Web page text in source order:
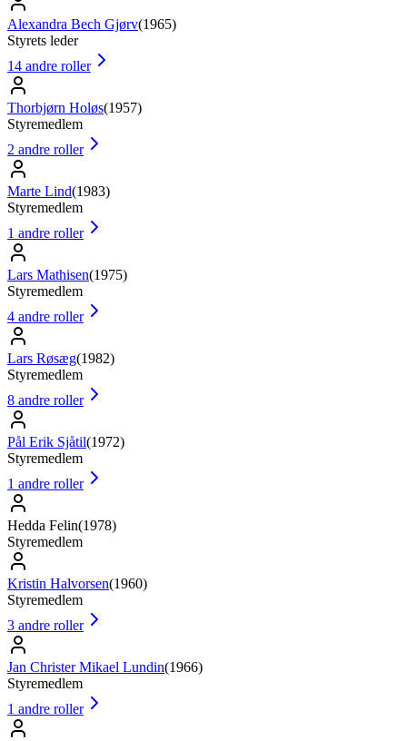
Alexandra Bech Gjørv(1965)
Styrets leder
14 andre roller
Thorbjørn Holøs(1957)
Styremedlem
2 andre roller
Marte Lind(1983)
Styremedlem
1 andre roller
Lars Mathisen(1975)
Styremedlem
4 andre roller
Lars Røsæg(1982)
Styremedlem
8 andre roller
Pål Erik Sjåtil(1972)
Styremedlem
1 andre roller
Hedda Felin(1978)
Styremedlem
Kristin Halvorsen(1960)
Styremedlem
3 andre roller
Jan Christer Mikael Lundin(1966)
Styremedlem
1 andre roller